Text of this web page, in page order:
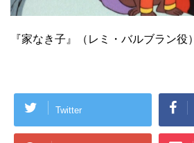
『家なき子』（レミ・バルブラン役）
Twitter